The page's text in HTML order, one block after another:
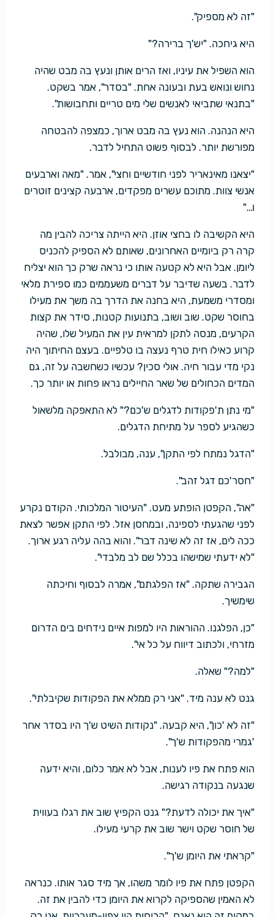
"זה לא מספיק".
היא גיחכה. "יש'ך ברירה?"
הוא השפיל את עיניו, ואז הרים אותן ונעץ בה מבט שהיה
נחוש ונואש בעת ובעונה אחת. "בסדר", אמר בשקט.
"בתנאי שתביאי לאנשים שלי מים טריים ותחבושות".
היא הנהנה. הוא נעץ בה מבט ארוך, כמצפה להבטחה
מפורשת יותר. לבסוף פשוט התחיל לדבר.
"יצאנו מאינאריר לפני חודשיים וחצי", אמר. "מאה וארבעים
אנשי צוות. מתוכם עשרים מפקדים, ארבעה קצינים זוטרים
ו…"
היא הקשיבה לו בחצי אוזן. היא הייתה צריכה להבין מה
קרה רק ביומיים האחרונים, שאותם לא הספיק להכניס
ליומן. אבל היא לא קטעה אותו כי נראה שרק כך הוא יצליח
לדבר. בשעה שדיבר על דברים משעממים כמו ספירת מלאי
ומסדרי משמעת, היא בחנה את הדרך בה משך את מעילו
בחוסר שקט. שוב ושוב, בתנועות קטנות, סידר את קצות
הקרעים, מנסה לתקן למראית עין את המעיל שלו, שהיה
קרוע כאילו חית טרף נעצה בו טלפיים. בעצם החיתוך היה
נקי מדי עבור חיה. אולי סכין? עכשיו כשחשבה על זה, גם
המדים הכחולים של שאר החיילים נראו פחות או יותר כך.
"מי נתן ת'פקודות לדגלים ש'כם?" לא התאפקה מלשאול
כשהגיע לספר על מתיחת הדגלים.
"הדגל נמתח לפי התקן", ענה, מבולבל.
"חסר'כם דגל זהב".
"אה", הקפטן הופתע מעט. "העיטור המלכותי. הקודם נקרע
לפני שהגעתי לספינה, ובמחסן אזל. לפי התקן אפשר לצאת
ככה לים, אז זה לא שינה דבר". והוא בהה עליה רגע ארוך.
"לא ידעתי שמישהו בכלל שם לב מלבדי".
הגבירה שתקה. "אז הפלגתם", אמרה לבסוף וחיכתה
שימשיך.
"כן, הפלגנו. ההוראות היו למפות איים נידחים בים הדרום
מזרחי, ולכתוב דיווח על כל אי".
"למה?" שאלה.
גנט לא ענה מיד. "אני רק ממלא את הפקודות שקיבלתי".
"זה לא 'כון", היא קבעה. "נקודות השיט ש'ך היו בסדר אחר
'גמרי מהפקודות ש'ך".
הוא פתח את פיו לענות, אבל לא אמר כלום, והיא ידעה
שנגעה בנקודה רגישה.
"איך את יכולה לדעת?" גנט הקפיץ שוב את רגלו בעווית
של חוסר שקט וישר שוב את קרעי מעילו.
"קראתי את היומן ש'ך".
הקפטן פתח את פיו לומר משהו, אך מיד סגר אותו. כנראה
לא האמין שהספיקה לקרוא את היומן כדי להבין את זה.